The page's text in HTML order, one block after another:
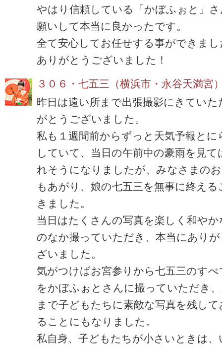
やはり信頼している「かぼふぉと」
願いして本当に良かったです。
全て安心してお任せする事ができまし
ありがとうございました！
３０６・七五三（横浜市・永谷天満宮
昨日は遠い所まで出張撮影にきていた
がとうございました。
私も１週間前からずっと天気予報とに
していて、当日の午前中の豪雨を見て
れそうになりましたが、みなさまの
もあがり、娘の七五三を無事に終え
きました。
当日はたくさんの写真を楽しく和やか
のなか撮っていただき、本当にあり
ざいました。
気がつけばお宮参りから七五三のすべ
をかぼふぉとさんに撮っていただき
まで子どもたちに素敵な写真を残し
ることにもなりました。
私自身、子どもたちが小さいときは、